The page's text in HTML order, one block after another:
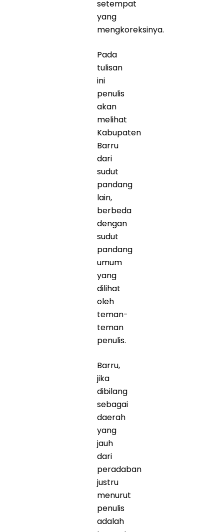
setempat
yang
mengkoreksinya.
Pada
tulisan
ini
penulis
akan
melihat
Kabupaten
Barru
dari
sudut
pandang
lain,
berbeda
dengan
sudut
pandang
umum
yang
dilihat
oleh
teman-
teman
penulis.
Barru,
jika
dibilang
sebagai
daerah
yang
jauh
dari
peradaban
justru
menurut
penulis
adalah